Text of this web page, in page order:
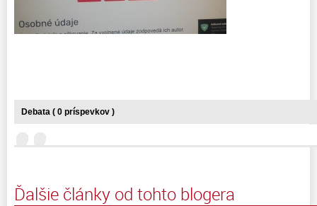
Debata ( 0 príspevkov )
Ďalšie články od tohto blogera